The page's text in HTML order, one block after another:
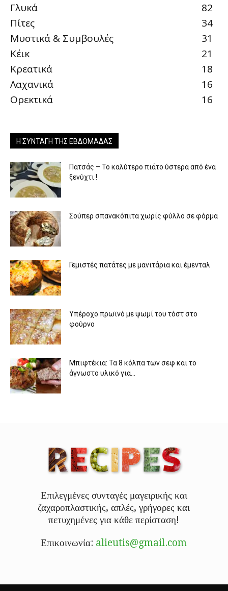
Γλυκά
82
Πίτες
34
Μυστικά & Συμβουλές
31
Κέικ
21
Κρεατικά
18
Λαχανικά
16
Ορεκτικά
16
Η ΣΥΝΤΑΓΉ ΤΗΣ ΕΒΔΟΜΆΔΑΣ
Πατσάς – Το καλύτερο πιάτο ύστερα από ένα
ξενύχτι !
Σούπερ σπανακόπιτα χωρίς φύλλο σε φόρμα
Γεμιστές πατάτες με μανιτάρια και έμενταλ
Υπέροχο πρωϊνό με ψωμί του τόστ στο
φούρνο
Μπιφτέκια: Τα 8 κόλπα των σεφ και το
άγνωστο υλικό για...
Επιλεγμένες συνταγές μαγειρικής και
ζαχαροπλαστικής, απλές, γρήγορες και
πετυχημένες για κάθε περίσταση!
Επικοινωνία: alieutis@gmail.com